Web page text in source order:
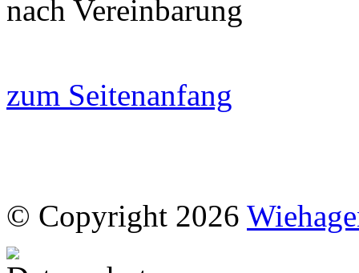
nach Vereinbarung
zum Seitenanfang
© Copyright 2026